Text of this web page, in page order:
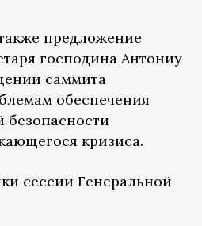
предложение
господина Антониу
саммита
обеспечения
безопасности
кризиса.
сессии Генеральной